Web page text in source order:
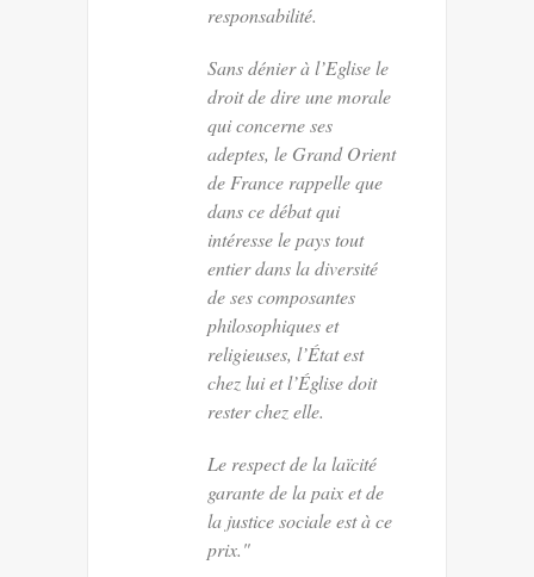
responsabilité.
Sans dénier à l’Eglise le
droit de dire une morale
qui concerne ses
adeptes, le Grand Orient
de France rappelle que
dans ce débat qui
intéresse le pays tout
entier dans la diversité
de ses composantes
philosophiques et
religieuses, l’État est
chez lui et l’Église doit
rester chez elle.
Le respect de la laïcité
garante de la paix et de
la justice sociale est à ce
prix."